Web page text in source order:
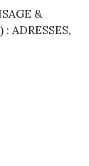
&
ADRESSES,